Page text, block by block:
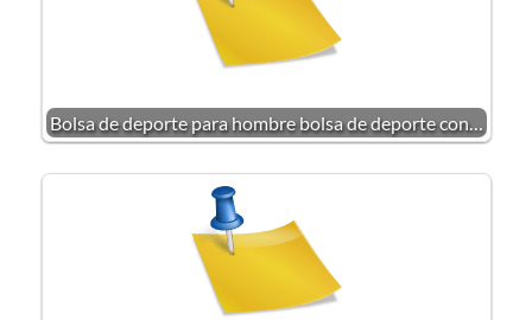
Bolsa de deporte para hombre bolsa de deporte con…